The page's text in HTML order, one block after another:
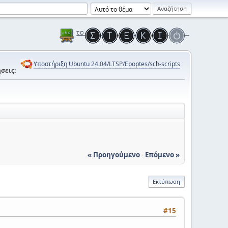
Υποστήριξη Ubuntu 24.04/LTSP/Epoptes/sch-scripts
« Προηγούμενο- Επόμενο »
Εκτύπωση
#15